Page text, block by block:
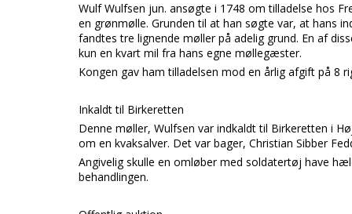
Wulf Wulfsen jun. ansøgte i 1748 om tilladelse hos
en grønmølle. Grunden til at han søgte var, at hans
fandtes tre lignende møllerpå adelig grund. En af
kun en kvart mil fra hans egne møllegæster.
Kongen gav ham tilladelsen mod en årlig afgift på 8
Inkaldt til Birkeretten
Denne møller, Wulfsen var indkaldt til Birkeretten i
om en kvaksalver. Det var bager, Christian Sibber
Angivelig skulle en omløber med soldatertøj have
behandlingen.